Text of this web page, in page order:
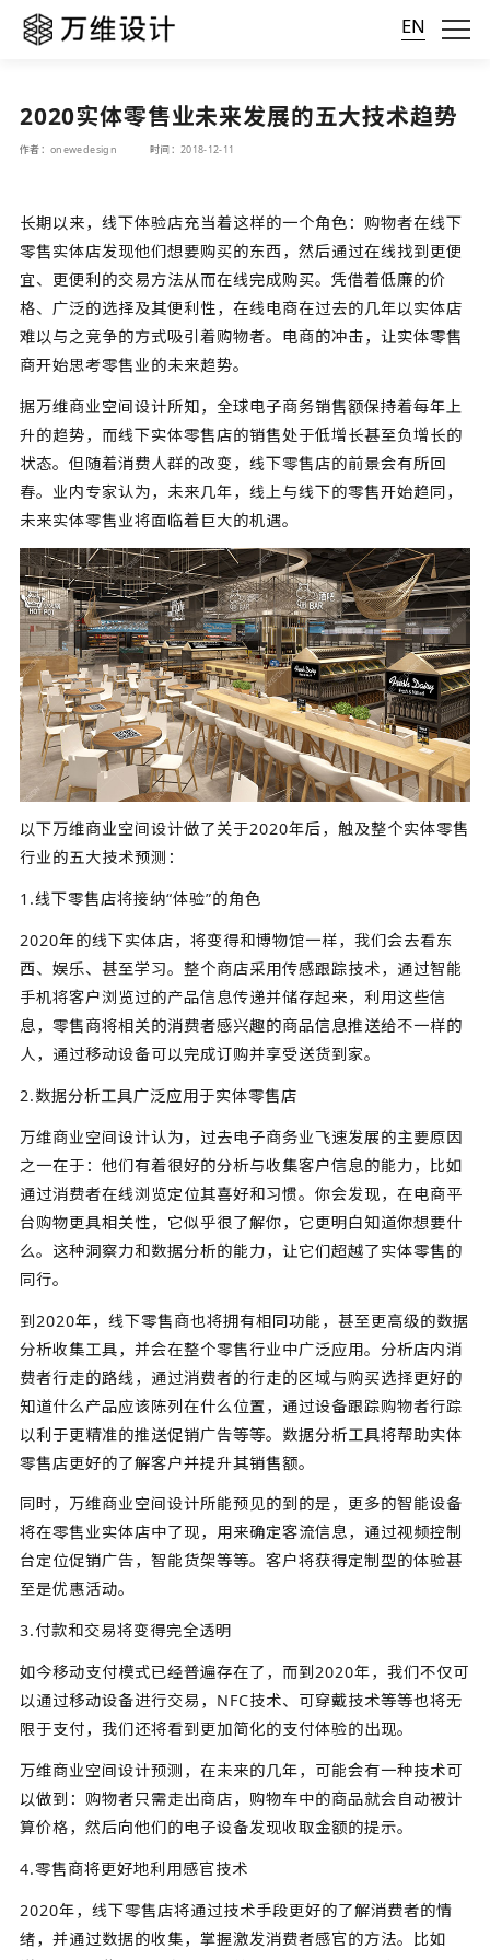
EN
2020实体零售业未来发展的五大技术趋势
作者：onewedesign 时间：2018-12-11
长期以来，线下体验店充当着这样的一个角色：购物者在线下
零售实体店发现他们想要购买的东西，然后通过在线找到更便
宜、更便利的交易方法从而在线完成购买。凭借着低廉的价
格、广泛的选择及其便利性，在线电商在过去的几年以实体店
难以与之竞争的方式吸引着购物者。电商的冲击，让实体零售
商开始思考零售业的未来趋势。
据万维商业空间设计所知，全球电子商务销售额保持着每年上
升的趋势，而线下实体零售店的销售处于低增长甚至负增长的
状态。但随着消费人群的改变，线下零售店的前景会有所回
春。业内专家认为，未来几年，线上与线下的零售开始趋同，
未来实体零售业将面临着巨大的机遇。
以下万维商业空间设计做了关于2020年后，触及整个实体零售
行业的五大技术预测：
1.线下零售店将接纳“体验”的角色
2020年的线下实体店，将变得和博物馆一样，我们会去看东
西、娱乐、甚至学习。整个商店采用传感跟踪技术，通过智能
手机将客户浏览过的产品信息传递并储存起来，利用这些信
息，零售商将相关的消费者感兴趣的商品信息推送给不一样的
人，通过移动设备可以完成订购并享受送货到家。
2.数据分析工具广泛应用于实体零售店
万维商业空间设计认为，过去电子商务业飞速发展的主要原因
之一在于：他们有着很好的分析与收集客户信息的能力，比如
通过消费者在线浏览定位其喜好和习惯。你会发现，在电商平
台购物更具相关性，它似乎很了解你，它更明白知道你想要什
么。这种洞察力和数据分析的能力，让它们超越了实体零售的
同行。
到2020年，线下零售商也将拥有相同功能，甚至更高级的数据
分析收集工具，并会在整个零售行业中广泛应用。分析店内消
费者行走的路线，通过消费者的行走的区域与购买选择更好的
知道什么产品应该陈列在什么位置，通过设备跟踪购物者行踪
以利于更精准的推送促销广告等等。数据分析工具将帮助实体
零售店更好的了解客户并提升其销售额。
同时，万维商业空间设计所能预见的到的是，更多的智能设备
将在零售业实体店中了现，用来确定客流信息，通过视频控制
台定位促销广告，智能货架等等。客户将获得定制型的体验甚
至是优惠活动。
3.付款和交易将变得完全透明
如今移动支付模式已经普遍存在了，而到2020年，我们不仅可
以通过移动设备进行交易，NFC技术、可穿戴技术等等也将无
限于支付，我们还将看到更加简化的支付体验的出现。
万维商业空间设计预测，在未来的几年，可能会有一种技术可
以做到：购物者只需走出商店，购物车中的商品就会自动被计
算价格，然后向他们的电子设备发现收取金额的提示。
4.零售商将更好地利用感官技术
2020年，线下零售店将通过技术手段更好的了解消费者的情
绪，并通过数据的收集，掌握激发消费者感官的方法。比如